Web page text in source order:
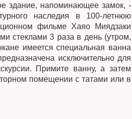
здание, напоминающее замок, -
наследия в 100-летнюю
фильме Хаяо Миядзаки
стеклами 3 раза в день (утром,
имеется специальная ванна
исключительно для
Примите ванну, а затем
помещении с татами или в